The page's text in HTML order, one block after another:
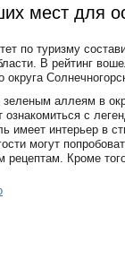
мест для
по туризму
В рейтинг
округа
зеленым аллеям в
ознакомиться с
имеет интерьер в
могут
рецептам. Кроме